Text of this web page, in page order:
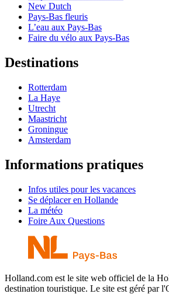
New Dutch
Pays-Bas fleuris
L’eau aux Pays-Bas
Faire du vélo aux Pays-Bas
Destinations
Rotterdam
La Haye
Utrecht
Maastricht
Groningue
Amsterdam
Informations pratiques
Infos utiles pour les vacances
Se déplacer en Hollande
La météo
Foire Aux Questions
Holland.com est le site web officiel de la
destination touristique. Le site est géré par